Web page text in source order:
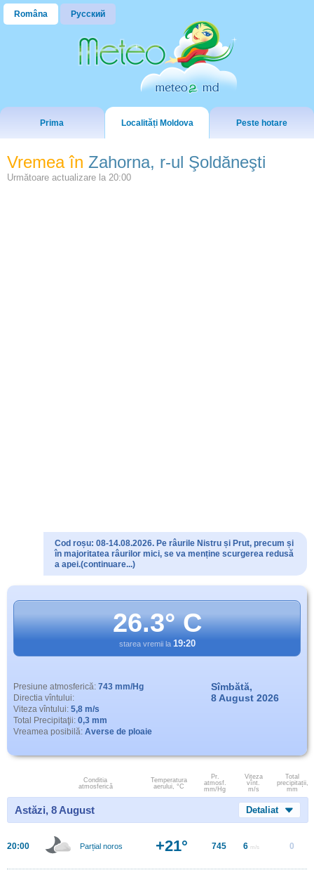
Româna Русский
Prima Localități Moldova Peste hotare
Vremea în Zahorna, r-ul Şoldăneşti
Următoare actualizare la 20:00
Cod roșu: 08-14.08.2026. Pe râurile Nistru și Prut, precum și
în majoritatea râurilor mici, se va menține scurgerea redusă
a apei.(continuare...)
26.3° C
starea vremii la 19:20
Presiune atmosferică: 743 mm/Hg
Directia vîntului:
Viteza vîntului: 5,8 m/s
Total Precipitaţii: 0,3 mm
Vreamea posibilă: Averse de ploaie
Sîmbătă,
8 August 2026
Conditia
atmosferică
Temperatura
aerului, °C
Pr.
atmosf.
mm/Hg
Viteza
vînt.
m/s
Total
precipitații,
mm
Astăzi, 8 August Detaliat
20:00 Parțial noros +21° 745 6 m/s 0